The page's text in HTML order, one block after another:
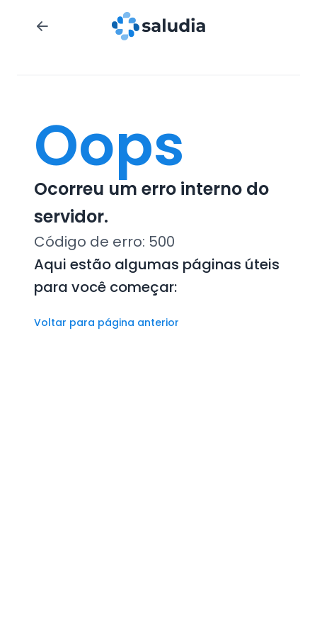
Oops
Ocorreu um erro interno do
servidor.
Código de erro: 500
Aqui estão algumas páginas úteis
para você começar:
Voltar para página anterior